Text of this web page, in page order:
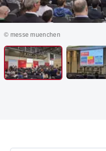
© messe muenchen